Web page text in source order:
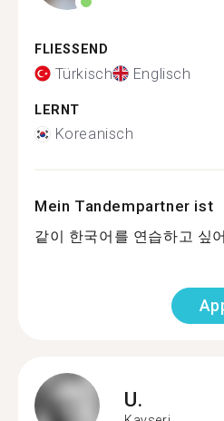
FLIESSEND
Türkisch Englisch
LERNT
Koreanisch
Mein Tandempartner ist
같이 한국어를 연습하고 싶
U.